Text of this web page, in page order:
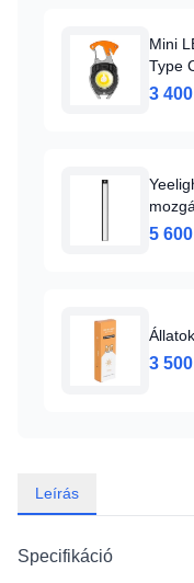
Mini
Type
3
5
3
Leírás
Specifikáció